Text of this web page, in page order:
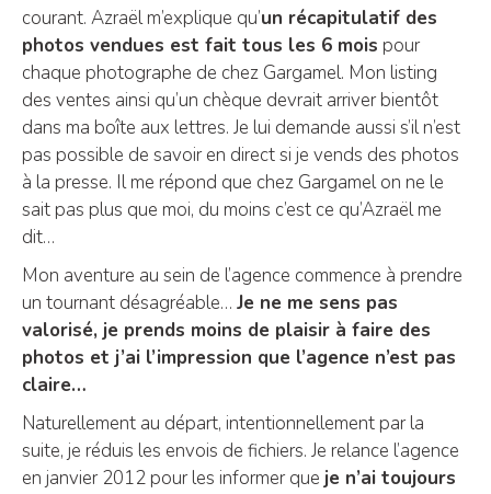
courant. Azraël m’explique qu’un récapitulatif des
photos vendues est fait tous les 6 mois pour
chaque photographe de chez Gargamel. Mon listing
des ventes ainsi qu’un chèque devrait arriver bientôt
dans ma boîte aux lettres. Je lui demande aussi s’il n’est
pas possible de savoir en direct si je vends des photos
à la presse. Il me répond que chez Gargamel on ne le
sait pas plus que moi, du moins c’est ce qu’Azraël me
dit…
Mon aventure au sein de l’agence commence à prendre
un tournant désagréable… Je ne me sens pas
valorisé, je prends moins de plaisir à faire des
photos et j’ai l’impression que l’agence n’est pas
claire…
Naturellement au départ, intentionnellement par la
suite, je réduis les envois de fichiers. Je relance l’agence
en janvier 2012 pour les informer que je n’ai toujours